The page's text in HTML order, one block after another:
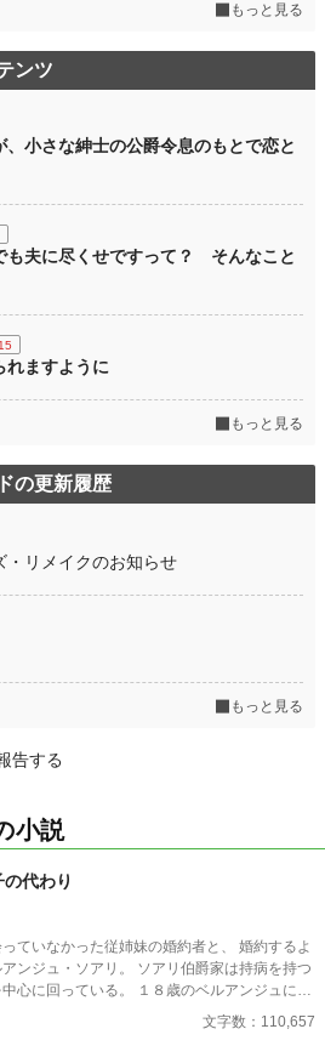
もっと見る
ンツ
小さな紳士の公爵令息のもとで恋と
も夫に尽くせですって？ そんなこと
れますように
もっと見る
の更新履歴
・リメイクのお知らせ
もっと見る
告する
小説
の代わり
ていなかった従姉妹の婚約者と、 婚約するよ
リ。 ソアリ伯爵家は持病を持つ
る。 １８歳のベルアンジュに婚
キャリーヌにいないからという理由だった
が出来なかった。 この婚約でベルアン
文字数：110,657